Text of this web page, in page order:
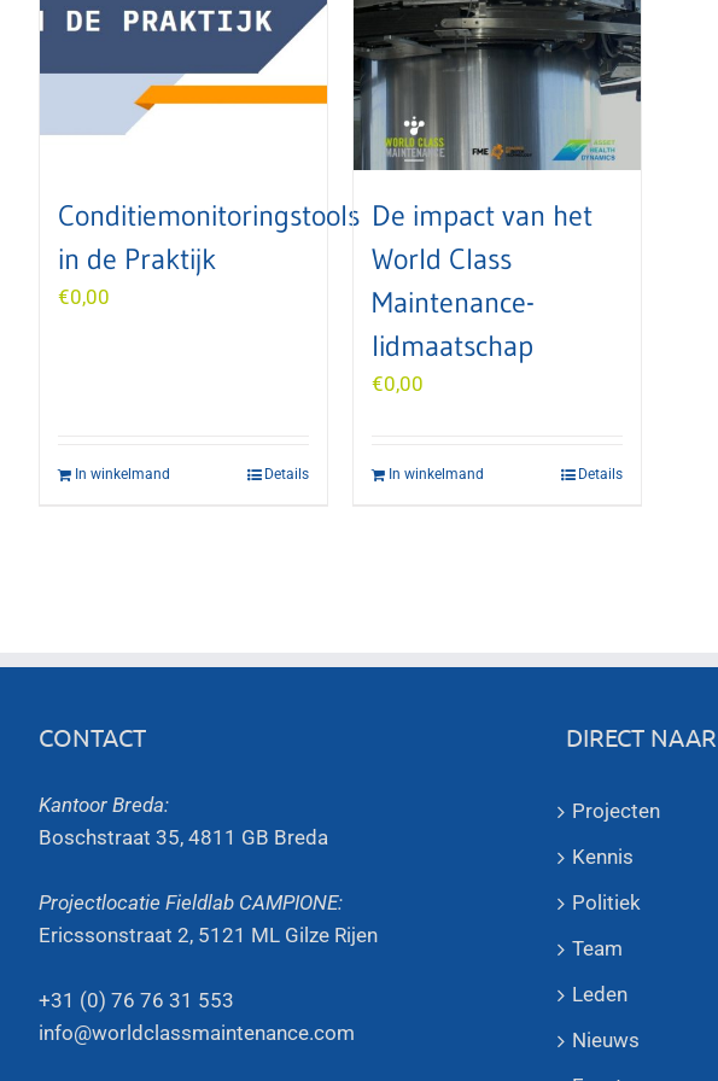
Conditiemonitoringstools
in de Praktijk
€0,00
In winkelmand Details
De impact van het
World Class
Maintenance-
lidmaatschap
€0,00
In winkelmand Details
CONTACT
Kantoor Breda:
Boschstraat 35, 4811 GB Breda
Projectlocatie Fieldlab CAMPIONE:
Ericssonstraat 2, 5121 ML Gilze Rijen
+31 (0) 76 76 31 553
info@worldclassmaintenance.com
DIRECT NAAR
Projecten
Kennis
Politiek
Team
Leden
Nieuws